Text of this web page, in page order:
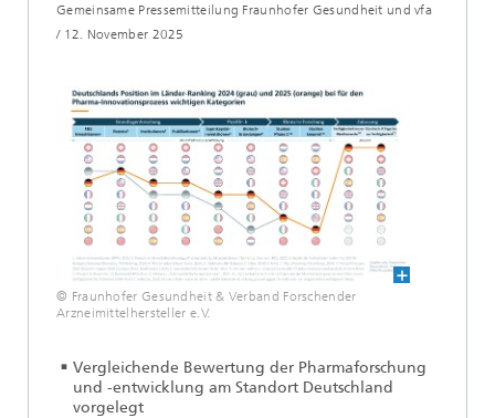
Gemeinsame Pressemitteilung Fraunhofer Gesundheit und vfa
/ 12. November 2025
© Fraunhofer Gesundheit & Verband Forschender
Arzneimittelhersteller e.V.
Vergleichende Bewertung der Pharmaforschung
und -entwicklung am Standort Deutschland
vorgelegt